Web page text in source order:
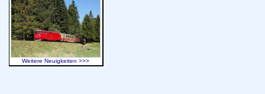
Weitere Neuigkeiten >>>